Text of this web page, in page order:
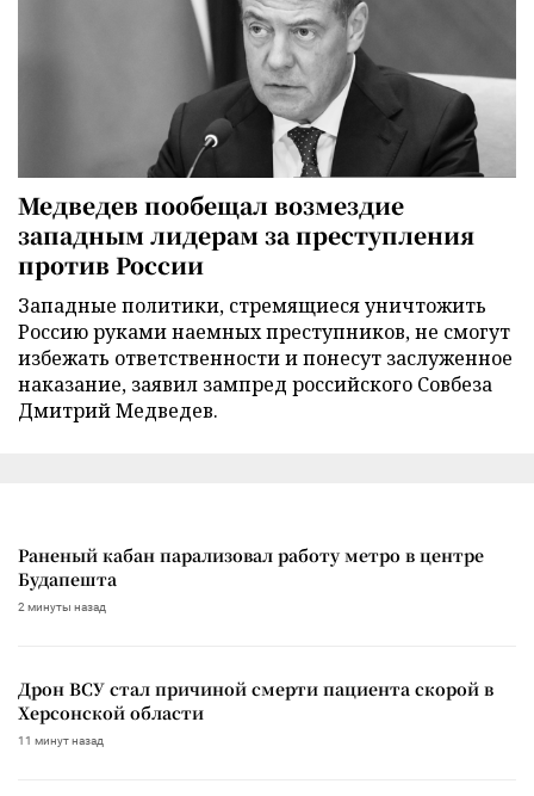
Медведев пообещал возмездие
западным лидерам за преступления
против России
Западные политики, стремящиеся уничтожить
Россию руками наемных преступников, не смогут
избежать ответственности и понесут заслуженное
наказание, заявил зампред российского Совбеза
Дмитрий Медведев.
Раненый кабан парализовал работу метро в центре
Будапешта
2 минуты назад
Дрон ВСУ стал причиной смерти пациента скорой в
Херсонской области
11 минут назад